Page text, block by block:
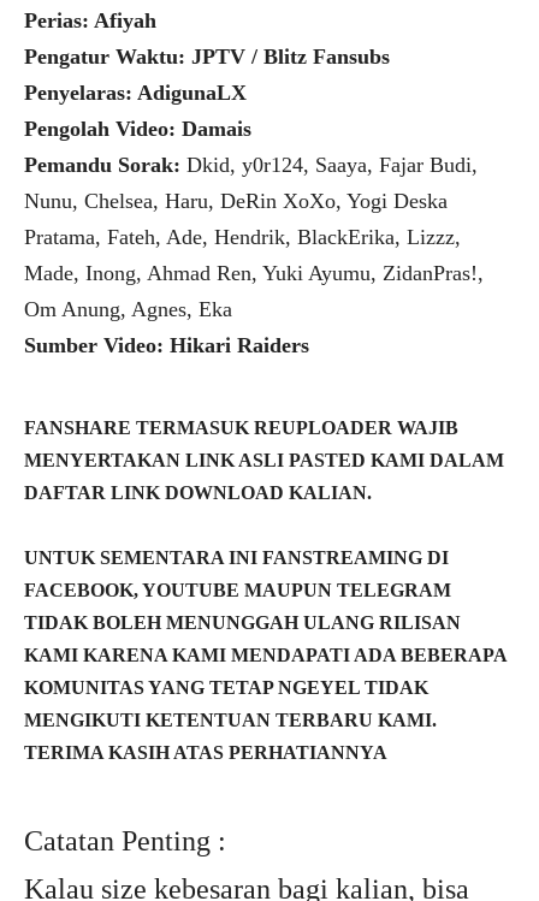
Perias: Afiyah
Pengatur Waktu: JPTV / Blitz Fansubs
Penyelaras: AdigunaLX
Pengolah Video: Damais
Pemandu Sorak: Dkid, y0r124, Saaya, Fajar Budi,
Nunu, Chelsea, Haru, DeRin XoXo, Yogi Deska
Pratama, Fateh, Ade, Hendrik, BlackErika, Lizzz,
Made, Inong, Ahmad Ren, Yuki Ayumu, ZidanPras!,
Om Anung, Agnes, Eka
Sumber Video: Hikari Raiders
FANSHARE TERMASUK REUPLOADER WAJIB
MENYERTAKAN LINK ASLI PASTED KAMI DALAM
DAFTAR LINK DOWNLOAD KALIAN.
UNTUK SEMENTARA INI FANSTREAMING DI
FACEBOOK, YOUTUBE MAUPUN TELEGRAM
TIDAK BOLEH MENUNGGAH ULANG RILISAN
KAMI KARENA KAMI MENDAPATI ADA BEBERAPA
KOMUNITAS YANG TETAP NGEYEL TIDAK
MENGIKUTI KETENTUAN TERBARU KAMI.
TERIMA KASIH ATAS PERHATIANNYA
Catatan Penting :
Kalau size kebesaran bagi kalian, bisa